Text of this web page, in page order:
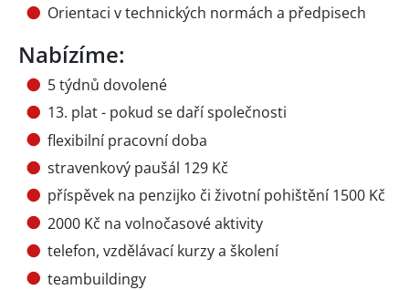
Orientaci v technických normách a předpisech
Nabízíme:
5 týdnů dovolené
13. plat - pokud se daří společnosti
flexibilní pracovní doba
stravenkový paušál 129 Kč
příspěvek na penzijko či životní pohištění 1500 Kč
2000 Kč na volnočasové aktivity
telefon, vzdělávací kurzy a školení
teambuildingy